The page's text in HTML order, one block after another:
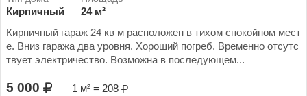
Кирпичный
24 м²
Кирпичный гараж 24 кв м расположен в тихом спокойном мест
е. Вниз гаража два уровня. Хороший погреб. Временно отсутс
твует электричество. Возможна в последующем...
5 000 1 м² = 208